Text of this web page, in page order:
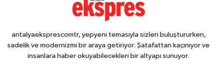
antalyaeksprescomtr, yepyeni temasıyla sizleri buluştururken,
sadelik ve modernizmi bir araya getiriyor. Şatafattan kaçınıyor ve
insanlara haber okuyabilecekleri bir altyapı sunuyor.